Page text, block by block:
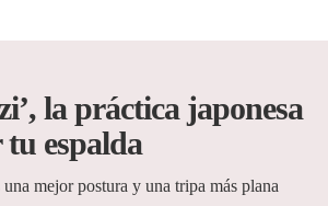
la práctica japonesa
espalda
mejor postura y una tripa más plana